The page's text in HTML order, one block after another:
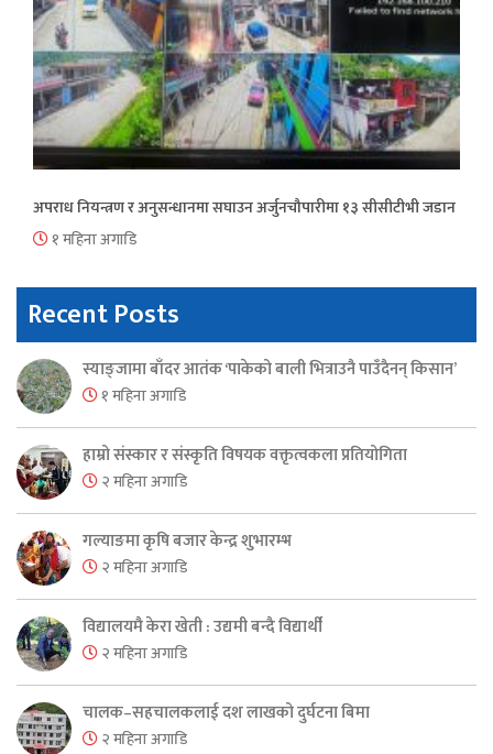
अपराध नियन्त्रण र अनुसन्धानमा सघाउन अर्जुनचौपारीमा १३ सीसीटीभी जडान
१ महिना अगाडि
Recent Posts
स्याङ्जामा बाँदर आतंक ‘पाकेको बाली भित्राउनै पाउँदैनन् किसान’
१ महिना अगाडि
हाम्रो संस्कार र संस्कृति विषयक वक्तृत्वकला प्रतियोगिता
२ महिना अगाडि
गल्याङमा कृषि बजार केन्द्र शुभारम्भ
२ महिना अगाडि
विद्यालयमै केरा खेती : उद्यमी बन्दै विद्यार्थी
२ महिना अगाडि
चालक–सहचालकलाई दश लाखको दुर्घटना बिमा
२ महिना अगाडि